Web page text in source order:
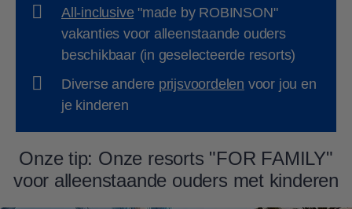
All-inclusive "made by ROBINSON"
vakanties voor alleenstaande ouders
beschikbaar (in geselecteerde resorts)
Diverse andere prijsvoordelen voor jou en
je kinderen
Onze tip: Onze resorts "FOR FAMILY"
voor alleenstaande ouders met kinderen